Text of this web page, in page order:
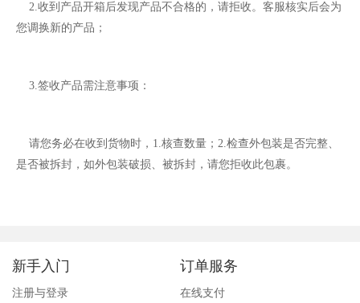
2.收到产品开箱后发现产品不合格的，请拒收。客服核实后会为
您调换新的产品；
3.签收产品需注意事项：
请您务必在收到货物时， 1.核查数量； 2.检查外包装是否完整、
是否被拆封，如外包装破损、被拆封，请您拒收此包裹。
新手入门
注册与登录
订单服务
在线支付